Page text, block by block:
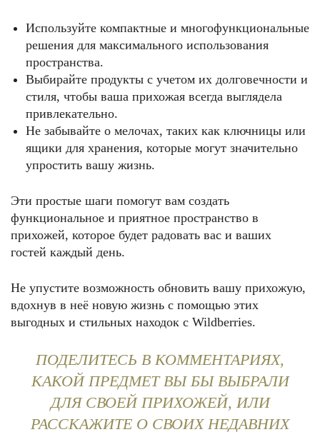
Используйте компактные и многофункциональные
решения для максимального использования
пространства.
Выбирайте продукты с учетом их долговечности и
стиля, чтобы ваша прихожая всегда выглядела
привлекательно.
Не забывайте о мелочах, таких как ключницы или
ящики для хранения, которые могут значительно
упростить вашу жизнь.
Эти простые шаги помогут вам создать
функциональное и приятное пространство в
прихожей, которое будет радовать вас и ваших
гостей каждый день.
Не упустите возможность обновить вашу прихожую,
вдохнув в неё новую жизнь с помощью этих
выгодных и стильных находок с Wildberries.
ПОДЕЛИТЕСЬ В КОММЕНТАРИЯХ,
КАКОЙ ПРЕДМЕТ ВЫ БЫ ВЫБРАЛИ
ДЛЯ СВОЕЙ ПРИХОЖЕЙ, ИЛИ
РАССКАЖИТЕ О СВОИХ НЕДАВНИХ